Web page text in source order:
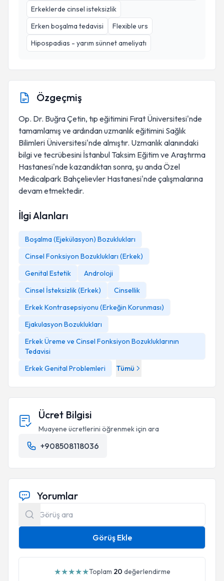
Erkeklerde cinsel isteksizlik
Erken boşalma tedavisi
Flexible urs
Hipospadias - yarım sünnet ameliyatı
Özgeçmiş
Op. Dr. Buğra Çetin, tıp eğitimini Fırat Üniversitesi'nde
tamamlamış ve ardından uzmanlık eğitimini Sağlık
Bilimleri Üniversitesi'nde almıştır. Uzmanlık alanındaki
bilgi ve tecrübesini İstanbul Taksim Eğitim ve Araştırma
Hastanesi'nde kazandıktan sonra, şu anda Özel
Medicalpark Bahçelievler Hastanesi'nde çalışmalarına
devam etmektedir.
İlgi Alanları
Boşalma (Ejekülasyon) Bozuklukları
Cinsel Fonksiyon Bozuklukları (Erkek)
Genital Estetik
Androloji
Cinsel İsteksizlik (Erkek)
Cinsellik
Erkek Kontrasepsiyonu (Erkeğin Korunması)
Ejakulasyon Bozuklukları
Erkek Üreme ve Cinsel Fonksiyon Bozukluklarının
Tedavisi
Erkek Genital Problemleri
Tümü
Ücret Bilgisi
Muayene ücretlerini öğrenmek için ara
+908508118036
Yorumlar
Görüş Ekle
★★★★★Toplam 20 değerlendirme